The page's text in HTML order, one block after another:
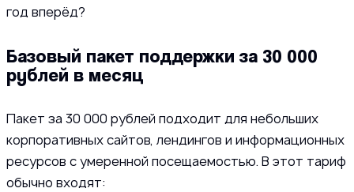
год вперёд?
Базовый пакет поддержки за 30 000
рублей в месяц
Пакет за 30 000 рублей подходит для небольших
корпоративных сайтов, лендингов и информационных
ресурсов с умеренной посещаемостью. В этот тариф
обычно входят: